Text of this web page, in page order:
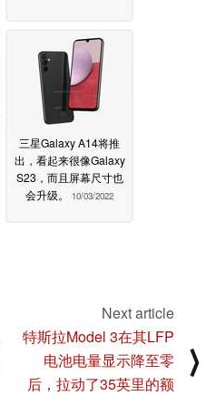
三星Galaxy A14将推
出，看起来很像Galaxy
S23，而且屏幕尺寸也
会升级。
10/03/2022
Next article
特斯拉Model 3在其LFP
电池电量显示降至零
后，拉动了35英里的额
⟩